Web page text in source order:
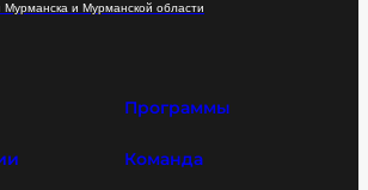
Мурманска и Мурманской области
Программы
Команда